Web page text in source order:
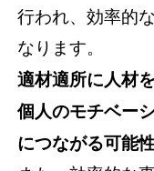
行われ、効率的
なります。
適材適所に人材
個人のモチベー
につながる可能